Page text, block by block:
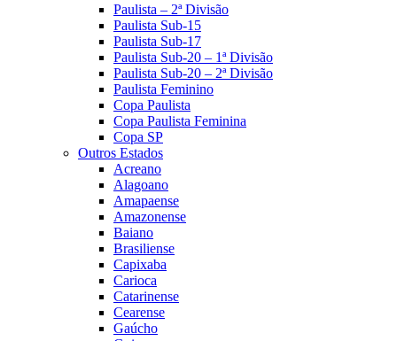
Paulista – 2ª Divisão
Paulista Sub-15
Paulista Sub-17
Paulista Sub-20 – 1ª Divisão
Paulista Sub-20 – 2ª Divisão
Paulista Feminino
Copa Paulista
Copa Paulista Feminina
Copa SP
Outros Estados
Acreano
Alagoano
Amapaense
Amazonense
Baiano
Brasiliense
Capixaba
Carioca
Catarinense
Cearense
Gaúcho